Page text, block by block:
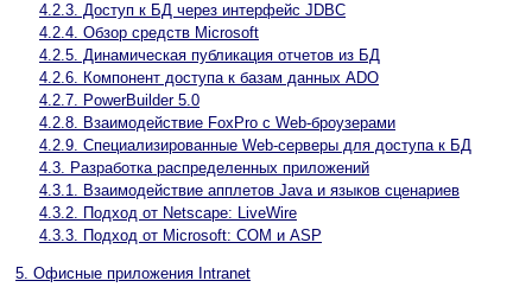
4.2.3. Доступ к БД через интерфейс JDBC
4.2.4. Обзор средств Microsoft
4.2.5. Динамическая публикация отчетов из БД
4.2.6. Компонент доступа к базам данных ADO
4.2.7. PowerBuilder 5.0
4.2.8. Взаимодействие FoxPro с Web-броузерами
4.2.9. Специализированные Web-серверы для доступа к БД
4.3. Разработка распределенных приложений
4.3.1. Взаимодействие апплетов Java и языков сценариев
4.3.2. Подход от Netscape: LiveWire
4.3.3. Подход от Microsoft: COM и ASP
5. Офисные приложения Intranet